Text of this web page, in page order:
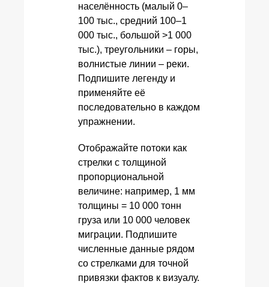
населённость (малый 0–
100 тыс., средний 100–1
000 тыс., большой >1 000
тыс.), треугольники – горы,
волнистые линии – реки.
Подпишите легенду и
применяйте её
последовательно в каждом
упражнении.
Отображайте потоки как
стрелки с толщиной
пропорциональной
величине: например, 1 мм
толщины = 10 000 тонн
груза или 10 000 человек
миграции. Подпишите
численные данные рядом
со стрелками для точной
привязки фактов к визуалу.